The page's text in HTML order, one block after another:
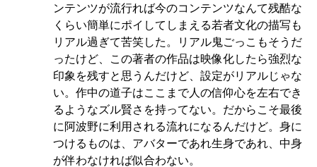
ンテンツが流行れば今のコンテンツなんて残酷な
くらい簡単にポイしてしまえる若者文化の描写も
リアル過ぎて苦笑した。リアル鬼ごっこもそうだ
ったけど、この著者の作品は映像化したら強烈な
印象を残すと思うんだけど、設定がリアルじゃな
い。作中の道子はここまで人の信仰心を左右でき
るようなズル賢さを持ってない。だからこそ最後
に阿波野に利用される流れになるんだけど。身に
つけるものは、アバターであれ生身であれ、中身
が伴わなければ似合わない。